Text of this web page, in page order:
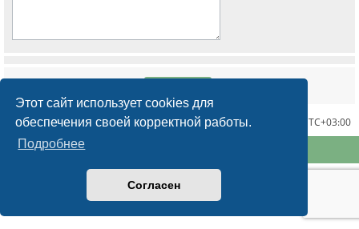
Этот сайт использует cookies для
обеспечения своей корректной работы.
Подробнее
Согласен
Часовой пояс: UTC+03:00
Конфиденциальность